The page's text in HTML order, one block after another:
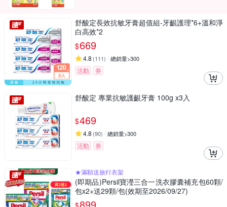
舒酸定長效抗敏牙膏超值組-牙齦護理*6+溫和淨
白高效*2
$669
4.8 (111) 總銷量>300
活動 券
舒酸定 專業抗敏護齦牙膏 100g x3入
$469
4.8 (90) 總銷量>300
活動 券
★滿額送旅行衣架
(即期品)Persil寶瀅三合一洗衣膠囊補充包60顆/
包x2+送29顆/包(效期至2026/09/27)